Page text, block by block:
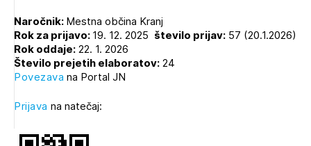
Naročnik:Mestna občina Kranj
Rok za prijavo:19. 12. 2025 število prijav: 57 (20.1.2026)
Rok oddaje:22. 1. 2026
Število prejetih elaboratov:24
Povezava na Portal JN
Prijava na natečaj: